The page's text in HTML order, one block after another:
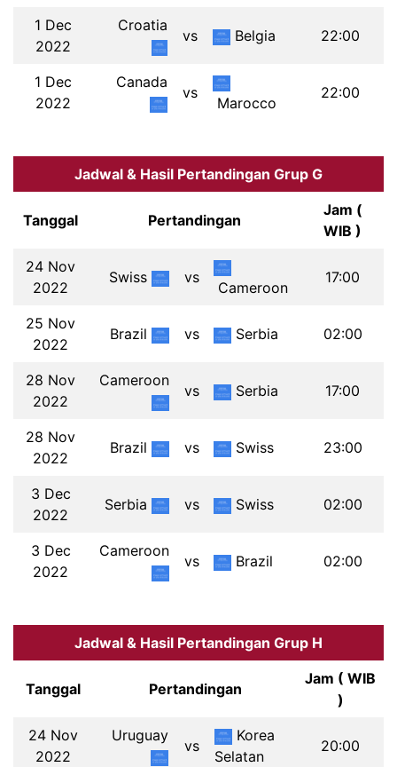
1 Dec
2022
Croatia
vs Belgia 22:00
1 Dec
2022
Canada
vs
Marocco
22:00
Jadwal & Hasil Pertandingan Grup G
Tanggal Pertandingan
Jam (
WIB )
24 Nov
2022
Swiss vs
Cameroon
17:00
25 Nov
2022
Brazil vs Serbia 02:00
28 Nov
2022
Cameroon
vs Serbia 17:00
28 Nov
2022
Brazil vs Swiss 23:00
3 Dec
2022
Serbia vs Swiss 02:00
3 Dec
2022
Cameroon
vs Brazil 02:00
Jadwal & Hasil Pertandingan Grup H
Tanggal Pertandingan
Jam ( WIB
)
24 Nov
2022
Uruguay
vs
Korea
Selatan
20:00